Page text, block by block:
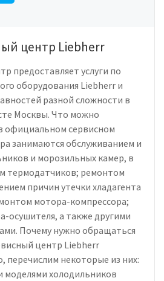
центр Liebherr
предоставляет услуги по
оборудования Liebherr и
разной сложности в
Москвы. Что можно
официальном сервисном
занимаются обслуживанием и
и морозильных камер, в
термодатчиков; ремонтом
причин утечки хладагента
мотора-компрессора;
осушителя, а также другими
Почему нужно обращаться
центр Liebherr
перечислим некоторые из них:
моделями холодильников